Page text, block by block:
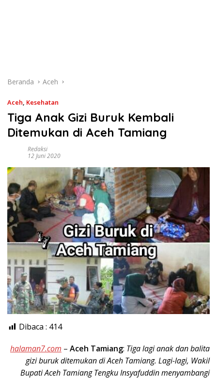
Beranda Aceh
Aceh, Kesehatan
Tiga Anak Gizi Buruk Kembali
Ditemukan di Aceh Tamiang
Redaksi
12 Juni 2020
Dibaca : 414
halaman7.com – Aceh Tamiang: Tiga lagi anak dan balita
gizi buruk ditemukan di Aceh Tamiang. Lagi-lagi, Wakil
Bupati Aceh Tamiang Tengku Insyafuddin menyambangi